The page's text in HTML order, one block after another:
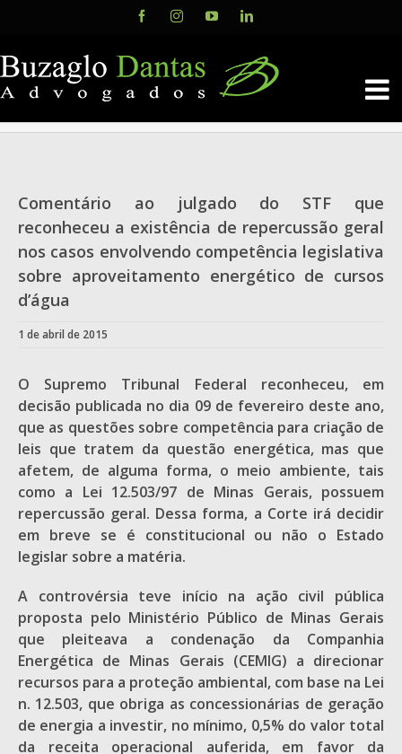
content
FacebookInstagramYouTubeLinkedIn
Comentário ao julgado do STF que
reconheceu a existência de repercussão geral
nos casos envolvendo competência legislativa
sobre aproveitamento energético de cursos
d’água
1 de abril de 2015
O Supremo Tribunal Federal reconheceu, em
decisão publicada no dia 09 de fevereiro deste ano,
que as questões sobre competência para criação de
leis que tratem da questão energética, mas que
afetem, de alguma forma, o meio ambiente, tais
como a Lei 12.503/97 de Minas Gerais, possuem
repercussão geral. Dessa forma, a Corte irá decidir
em breve se é constitucional ou não o Estado
legislar sobre a matéria.
A controvérsia teve início na ação civil pública
proposta pelo Ministério Público de Minas Gerais
que pleiteava a condenação da Companhia
Energética de Minas Gerais (CEMIG) a direcionar
recursos para a proteção ambiental, com base na Lei
n. 12.503, que obriga as concessionárias de geração
de energia a investir, no mínimo, 0,5% do valor total
da receita operacional auferida, em favor da